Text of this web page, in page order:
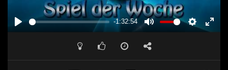
PLAY
-1:32:54
MUTE SETTINGS